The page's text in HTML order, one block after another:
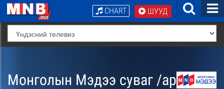
ШУУД
CHART
Монголын Мэдээ суваг /архив/